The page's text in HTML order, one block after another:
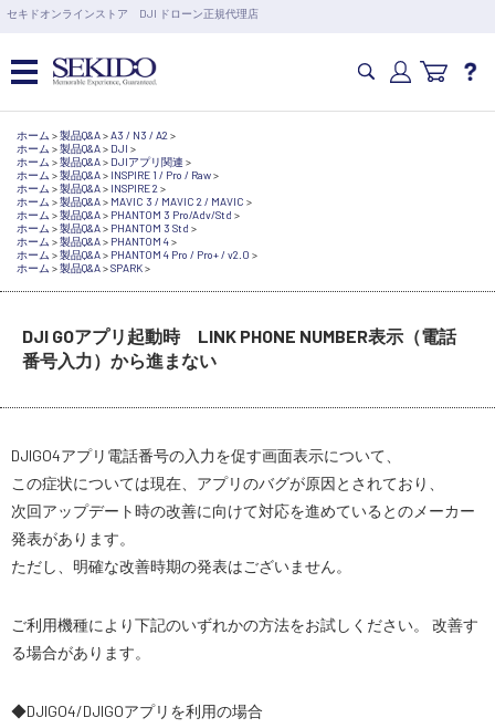
セキドオンラインストア DJI ドローン正規代理店
営業日の15時まで即日出荷
6,000円以上のご購入で送料無料！ポイント1%還元 >>
カメラドローン・生活家電
カメラ・スタビライザー
業務用ドローン・業務関連製品
水中ドローン(ROV)・水中スクーター
RC・ロボット部品
講習会･国家資格･WEBセミナー
スペシャルコンテンツ
ホーム >製品Q&A>A3 / N3 / A2 >
ホーム >製品Q&A> DJI >
ホーム >製品Q&A> DJIアプリ関連 >
ホーム >製品Q&A> INSPIRE 1 / Pro / Raw>
ホーム >製品Q&A> INSPIRE 2 >
ホーム >製品Q&A> MAVIC 3 / MAVIC 2 / MAVIC >
ホーム >製品Q&A> PHANTOM 3 Pro/Adv/Std >
ホーム >製品Q&A> PHANTOM 3 Std >
ホーム >製品Q&A> PHANTOM 4>
ホーム >製品Q&A> PHANTOM 4 Pro / Pro+ / v2.0 >
ホーム >製品Q&A>SPARK>
DJI GOアプリ起動時 LINK PHONE NUMBER表示（電話
番号入力）から進まない
DJIGO4アプリ電話番号の入力を促す画面表示について、
この症状については現在、アプリのバグが原因とされており、
次回アップデート時の改善に向けて対応を進めているとのメーカー
発表があります。
ただし、明確な改善時期の発表はございません。
ご利用機種により下記のいずれかの方法をお試しください。
改善す
る場合があります。
◆DJIGO4/DJIGOアプリを利用の場合